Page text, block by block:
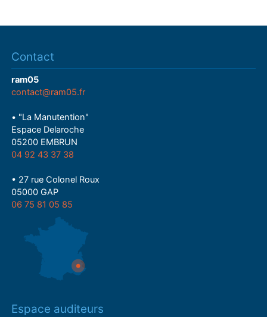
Contact
ram05
contact@ram05.fr
• "La Manutention"
Espace Delaroche
05200 EMBRUN
04 92 43 37 38
• 27 rue Colonel Roux
05000 GAP
06 75 81 05 85
Espace auditeurs